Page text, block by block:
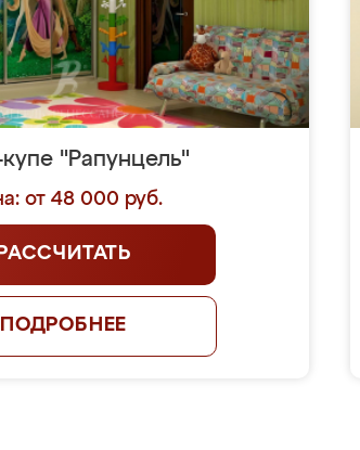
"Рапунцель"
от 48 000 руб.
РАССЧИТАТЬ
ПОДРОБНЕЕ